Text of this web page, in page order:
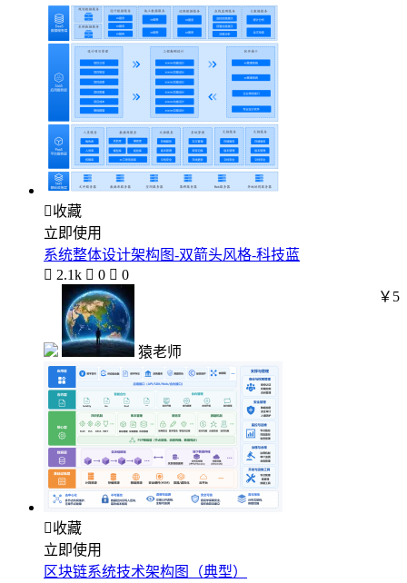
收藏
立即使用
系统整体设计架构图-双箭头风格-科技蓝
 2.1k  0  0
猿老师
￥5
收藏
立即使用
区块链系统技术架构图（典型）